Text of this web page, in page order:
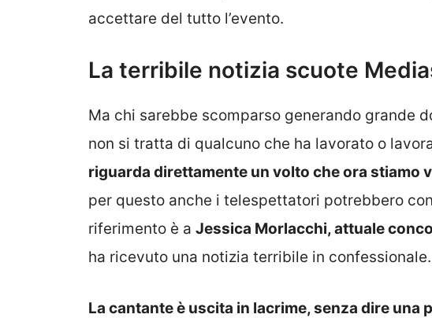
accettare del tutto l’evento.
La terribile notizia scuote
Ma chi sarebbe scomparso generando grande
non si tratta di qualcuno che ha lavorato o
riguarda direttamente un volto che ora stiamo
per questo anche i telespettatori potrebbero
riferimento è a Jessica Morlacchi, attuale
ha ricevuto una notizia terribile in confessionale.
La cantante è uscita in lacrime, senza dire una